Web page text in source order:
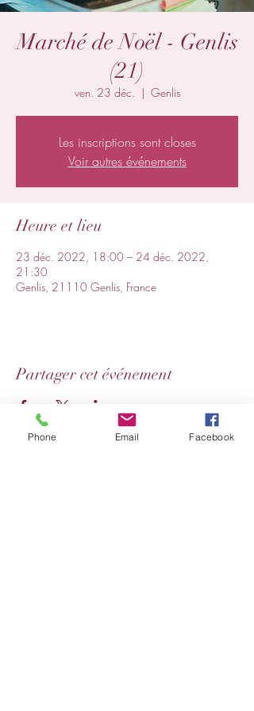
Marché de Noël - Genlis
(21)
ven. 23 déc.
  |
Genlis
Les inscriptions sont closes
Voir autres événements
Heure et lieu
23 déc. 2022, 18:00 – 24 déc. 2022,
21:30
Genlis, 21110 Genlis, France
Partager cet événement
Phone Email Facebook